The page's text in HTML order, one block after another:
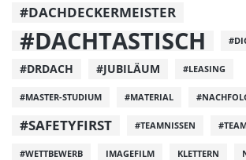
#DACHDECKERMEISTER
#DACHTASTISCH
#DRDACH #JUBILÄUM #LEASING
#MASTER-STUDIUM #MATERIAL
#SAFETYFIRST #TEAMNISSEN
#WETTBEWERB IMAGEFILM KLETTERN